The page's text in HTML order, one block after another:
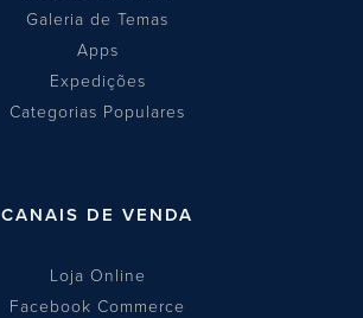
Galeria de Temas
Apps
Expedições
Categorias Populares
CANAIS DE VENDA
Loja Online
Facebook Commerce